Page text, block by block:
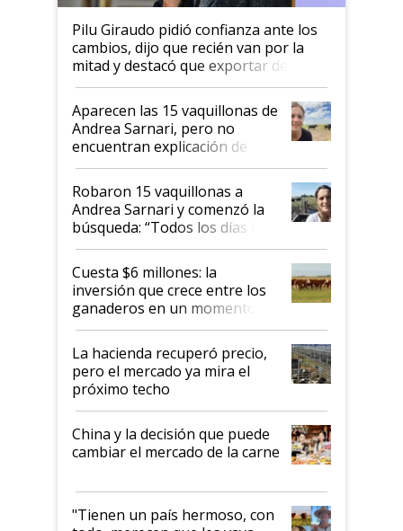
Pilu Giraudo pidió confianza ante los
cambios, dijo que recién van por la
mitad y destacó que exportar dejó de
ser "para unos pocos": "Tenemos un
mandato muy claro del gobierno
nacional"
Aparecen las 15 vaquillonas de
Andrea Sarnari, pero no
encuentran explicación de
cómo llegaron allí
Robaron 15 vaquillonas a
Andrea Sarnari y comenzó la
búsqueda: “Todos los días le
toca a algún productor”
Cuesta $6 millones: la
inversión que crece entre los
ganaderos en un momento
histórico para la actividad
La hacienda recuperó precio,
pero el mercado ya mira el
próximo techo
China y la decisión que puede
cambiar el mercado de la carne
"Tienen un país hermoso, con